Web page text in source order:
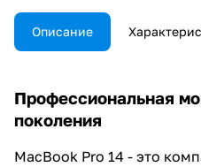
Описание
Профессиональная
поколения
MacBook Pro 14 - это